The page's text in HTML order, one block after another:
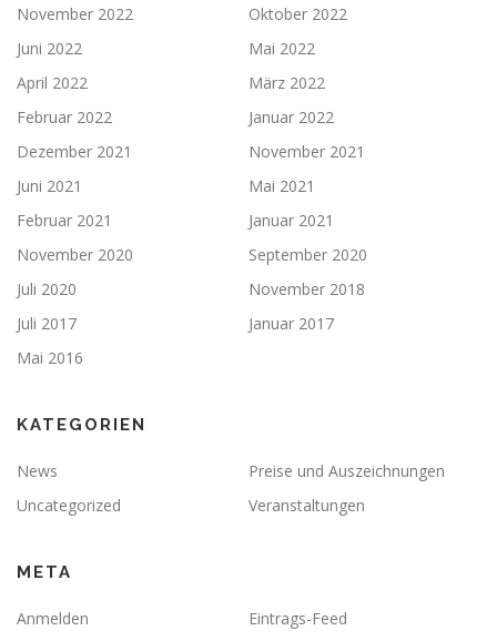
November 2022
Oktober 2022
Juni 2022
Mai 2022
April 2022
März 2022
Februar 2022
Januar 2022
Dezember 2021
November 2021
Juni 2021
Mai 2021
Februar 2021
Januar 2021
November 2020
September 2020
Juli 2020
November 2018
Juli 2017
Januar 2017
Mai 2016
KATEGORIEN
News
Preise und Auszeichnungen
Uncategorized
Veranstaltungen
META
Anmelden
Eintrags-Feed